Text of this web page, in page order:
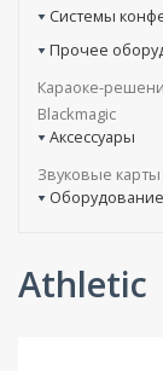
Системы
Прочее
Караоке-
Blackmagic
Аксессуары
Звуковые карты
Athletic